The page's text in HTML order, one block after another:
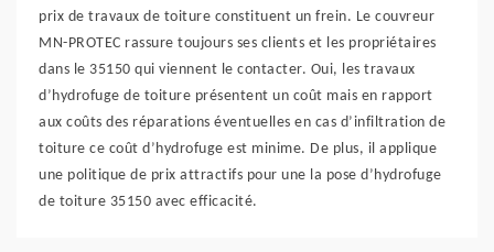
prix de travaux de toiture constituent un frein. Le couvreur
MN-PROTEC rassure toujours ses clients et les propriétaires
dans le 35150 qui viennent le contacter. Oui, les travaux
d’hydrofuge de toiture présentent un coût mais en rapport
aux coûts des réparations éventuelles en cas d’infiltration de
toiture ce coût d’hydrofuge est minime. De plus, il applique
une politique de prix attractifs pour une la pose d’hydrofuge
de toiture 35150 avec efficacité.